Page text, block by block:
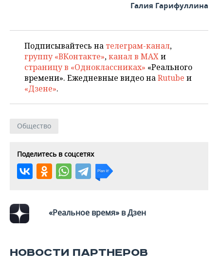
Галия Гарифуллина
Подписывайтесь на телеграм-канал,
группу «ВКонтакте»,канал в MAXи
страницу в «Одноклассниках» «Реального
времени». Ежедневные видео наRutube и
«Дзене».
Общество
Поделитесь в соцсетях
«Реальное время» в Дзен
НОВОСТИ ПАРТНЕРОВ